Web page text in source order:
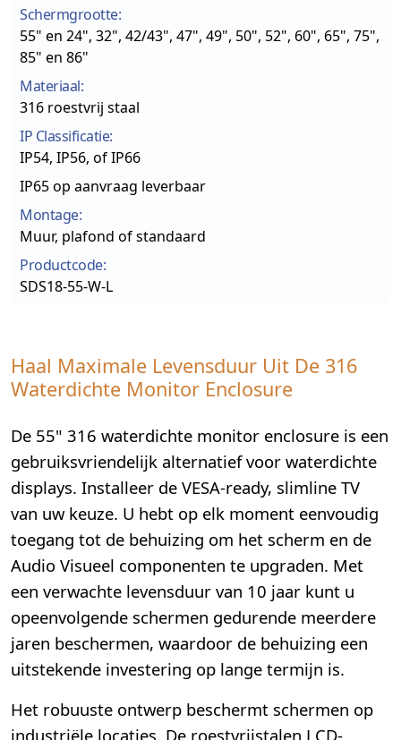
Schermgrootte:
55" en 24", 32", 42/43", 47", 49", 50", 52", 60", 65", 75",
85" en 86"
Materiaal:
316 roestvrij staal
IP Classificatie:
IP54, IP56, of IP66
IP65 op aanvraag leverbaar
Montage:
Muur, plafond of standaard
Productcode:
SDS18-55-W-L
Haal Maximale Levensduur Uit De 316
Waterdichte Monitor Enclosure
De 55" 316 waterdichte monitor enclosure is een
gebruiksvriendelijk alternatief voor waterdichte
displays. Installeer de VESA-ready, slimline TV
van uw keuze. U hebt op elk moment eenvoudig
toegang tot de behuizing om het scherm en de
Audio Visueel componenten te upgraden. Met
een verwachte levensduur van 10 jaar kunt u
opeenvolgende schermen gedurende meerdere
jaren beschermen, waardoor de behuizing een
uitstekende investering op lange termijn is.
Het robuuste ontwerp beschermt schermen op
industriële locaties. De roestvrijstalen LCD-